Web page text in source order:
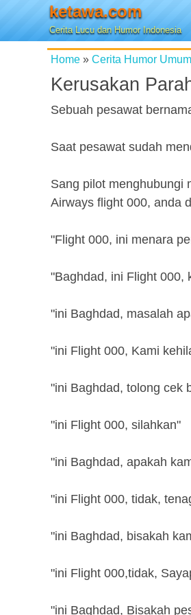
ketawa.com
Cerita Lucu dan Humor Indonesia
Home » Cerita Humor Umum
Kerusakan
Sebuah pesawat
Saat pesawat sudah
Sang pilot menghubungi
Airways flight 000, anda
"Flight 000, ini menara
"Baghdad, ini Flight 000,
"ini Baghdad, masalah
"ini Flight 000, Kami
"ini Baghdad, tolong cek
"ini Flight 000, silahkan"
"ini Baghdad, apakah
"ini Flight 000, tidak,
"ini Baghdad, bisakah
"ini Flight 000,tidak,
"ini Baghdad, Bisakah